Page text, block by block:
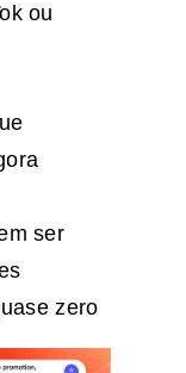
ou
ser
zero